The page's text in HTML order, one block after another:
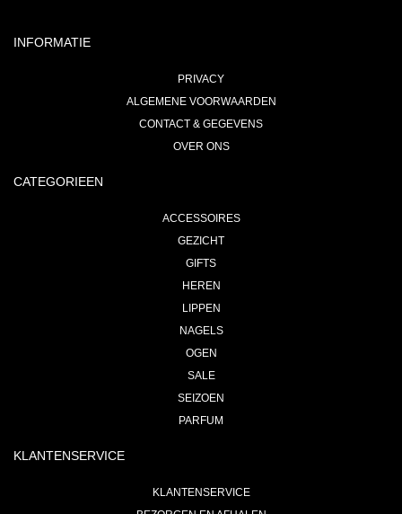
INFORMATIE
PRIVACY
ALGEMENE VOORWAARDEN
CONTACT & GEGEVENS
OVER ONS
CATEGORIEEN
ACCESSOIRES
GEZICHT
GIFTS
HEREN
LIPPEN
NAGELS
OGEN
SALE
SEIZOEN
PARFUM
KLANTENSERVICE
KLANTENSERVICE